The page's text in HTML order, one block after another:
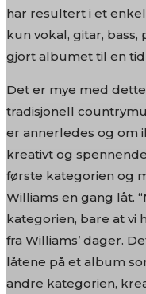
har resultert i et
kun vokal, gitar,
gjort albumet til en
Det er mye med
tradisjonell
er annerledes og om
kreativt og
første kategorien og
Williams en gang låt.
kategorien, bare at vi
fra Williams’ dager.
låtene på et album
andre kategorien,